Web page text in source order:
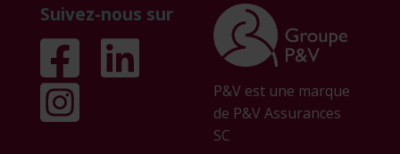
Suivez-nous sur
P&V est une marque
de P&V Assurances
SC